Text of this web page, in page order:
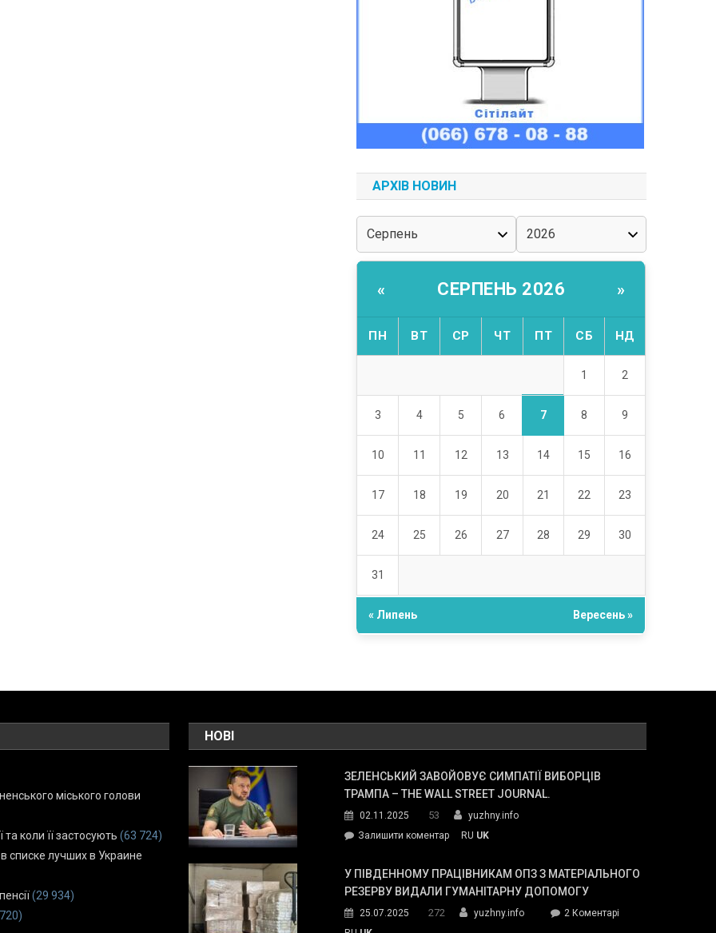
АРХІВ НОВИН
« СЕРПЕНЬ 2026 »
ПН ВТ СР ЧТ ПТ СБ НД
1 2
3 4 5 6 7 8 9
10 11 12 13 14 15 16
17 18 19 20 21 22 23
24 25 26 27 28 29 30
31
« Липень Вересень »
міського голови
коли її застосують (63 724)
списке лучших в Украине
(29 934)
НОВІ
ЗЕЛЕНСЬКИЙ ЗАВОЙОВУЄ СИМПАТІЇ ВИБОРЦІВ
ТРАМПА – THE WALL STREET JOURNAL.
02.11.2025 53
yuzhny.info
Залишити коментарon
завойовує
симпатії
Трампа
RU UK
У ПІВДЕННОМУ ПРАЦІВНИКАМ ОПЗ З МАТЕРІАЛЬНОГО
РЕЗЕРВУ ВИДАЛИ ГУМАНІТАРНУ ДОПОМОГУ
25.07.2025 272 yuzhny.info 2 Коментарідо